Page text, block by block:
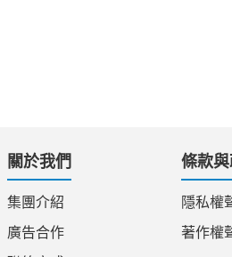
關於我們
集團介紹
廣告合作
條款
隱私權
著作權